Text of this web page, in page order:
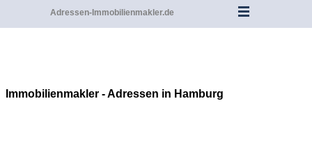
Adressen-Immobilienmakler.de
Immobilienmakler - Adressen in Hamburg